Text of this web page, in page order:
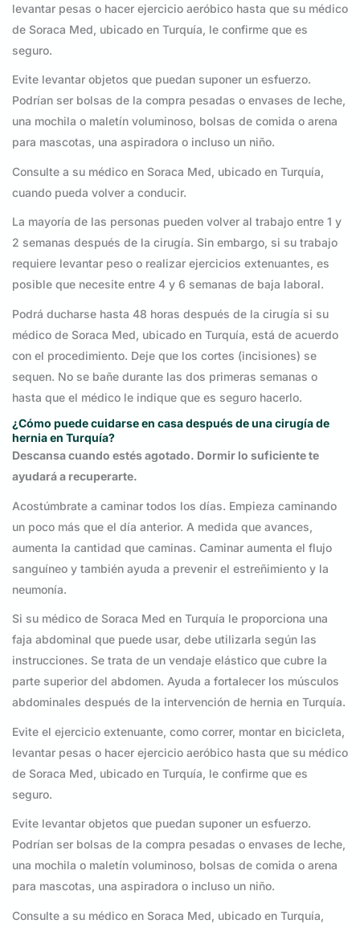
levantar pesas o hacer ejercicio aeróbico hasta que su médico
de Soraca Med, ubicado en Turquía, le confirme que es
seguro.
Evite levantar objetos que puedan suponer un esfuerzo.
Podrían ser bolsas de la compra pesadas o envases de leche,
una mochila o maletín voluminoso, bolsas de comida o arena
para mascotas, una aspiradora o incluso un niño.
Consulte a su médico en Soraca Med, ubicado en Turquía,
cuando pueda volver a conducir.
La mayoría de las personas pueden volver al trabajo entre 1 y
2 semanas después de la cirugía. Sin embargo, si su trabajo
requiere levantar peso o realizar ejercicios extenuantes, es
posible que necesite entre 4 y 6 semanas de baja laboral.
Podrá ducharse hasta 48 horas después de la cirugía si su
médico de Soraca Med, ubicado en Turquía, está de acuerdo
con el procedimiento. Deje que los cortes (incisiones) se
sequen. No se bañe durante las dos primeras semanas o
hasta que el médico le indique que es seguro hacerlo.
¿Cómo puede cuidarse en casa después de una cirugía de
hernia en Turquía?
Descansa cuando estés agotado. Dormir lo suficiente te
ayudará a recuperarte.
Acostúmbrate a caminar todos los días. Empieza caminando
un poco más que el día anterior. A medida que avances,
aumenta la cantidad que caminas. Caminar aumenta el flujo
sanguíneo y también ayuda a prevenir el estreñimiento y la
neumonía.
Si su médico de Soraca Med en Turquía le proporciona una
faja abdominal que puede usar, debe utilizarla según las
instrucciones. Se trata de un vendaje elástico que cubre la
parte superior del abdomen. Ayuda a fortalecer los músculos
abdominales después de la intervención de hernia en Turquía.
Evite el ejercicio extenuante, como correr, montar en bicicleta,
levantar pesas o hacer ejercicio aeróbico hasta que su médico
de Soraca Med, ubicado en Turquía, le confirme que es
seguro.
Evite levantar objetos que puedan suponer un esfuerzo.
Podrían ser bolsas de la compra pesadas o envases de leche,
una mochila o maletín voluminoso, bolsas de comida o arena
para mascotas, una aspiradora o incluso un niño.
Consulte a su médico en Soraca Med, ubicado en Turquía,